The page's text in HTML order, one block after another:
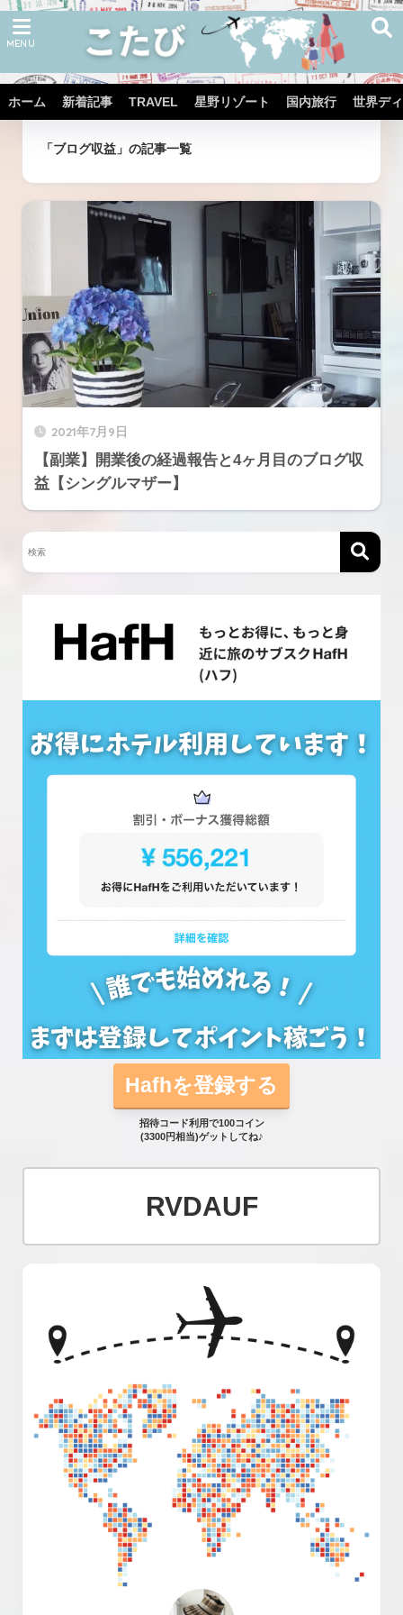
ホーム 新着記事 TRAVEL 星野リゾート 国内旅行 世界デ
ホーム タグ
「ブログ収益」の記事一覧
2021年7月9日
【副業】開業後の経過報告と4ヶ月目のブログ収
益【シングルマザー】
Hafhを登録する
招待コード利用で100コイン
(3300円相当)ゲットしてね♪
RVDAUF